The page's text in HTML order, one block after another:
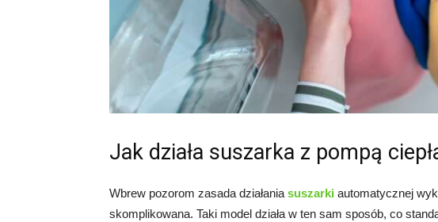
Jak działa suszarka z pompą
Wbrew pozorom zasada działaniasuszarki automatycznej
skomplikowana. Taki model działa w ten sam sposób, co